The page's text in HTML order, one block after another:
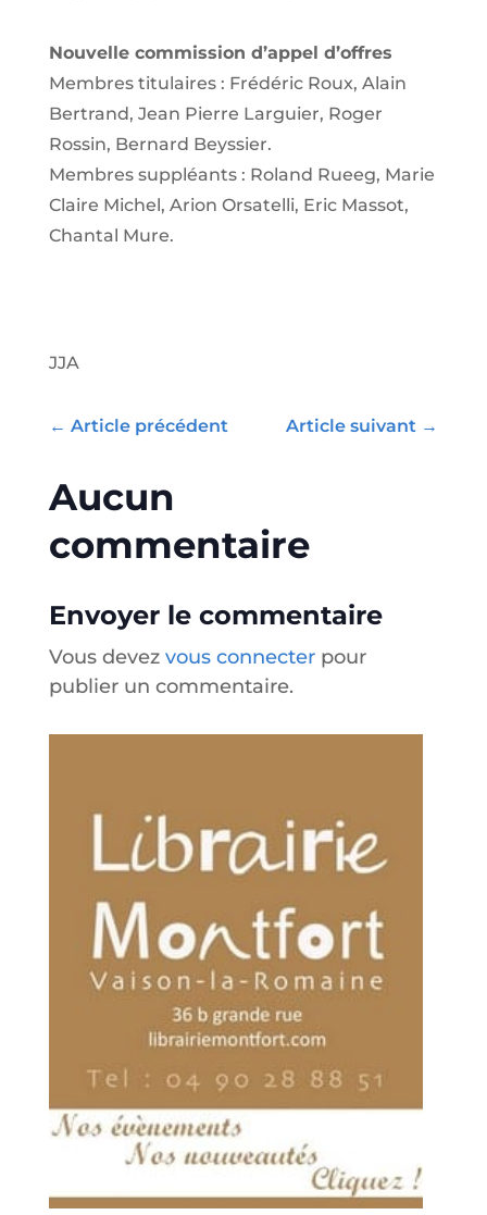
Nouvelle commission d’appel d’offres
Membres titulaires : Frédéric Roux, Alain
Bertrand, Jean Pierre Larguier, Roger
Rossin, Bernard Beyssier.
Membres suppléants : Roland Rueeg, Marie
Claire Michel, Arion Orsatelli, Eric Massot,
Chantal Mure.
JJA
← Article précédent Article suivant →
Aucun
commentaire
Envoyer le commentaire
Vous devez vous connecterpour
publier un commentaire.